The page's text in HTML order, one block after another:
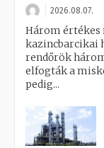
2026.08.07.
Három
kazincbarcikai
rendőrök
elfogták a
pedig...